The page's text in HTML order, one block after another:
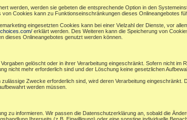
werden, werden sie gebeten die entsprechende Option in den
Cookies kann zu Funktionseinschränkungen dieses Onlineangebotes
eingesetzten Cookies kann bei einer Vielzahl der Dienste, vor
erklärt werden. Des Weiteren kann die Speicherung von
dieses Onlineangebotes genutzt werden können.
gelöscht oder in ihrer Verarbeitung eingeschränkt. Sofern nicht
nicht mehr erforderlich sind und der Löschung keine gesetzlichen
Zwecke erforderlich sind, wird deren Verarbeitung
werden müssen.
zu informieren. Wir passen die Datenschutzerklärung an, sobald die